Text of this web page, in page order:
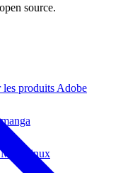
source.
produits Adobe
Mac/Linux